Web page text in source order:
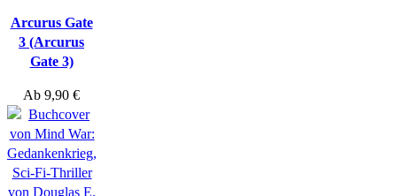
Arcurus Gate
3 (Arcurus
Gate 3)
Ab 9,90 €